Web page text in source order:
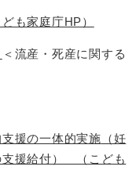
も家庭庁HP）
＜流産・死産に関する
援の一体的実施 （妊
支援給付） （こども